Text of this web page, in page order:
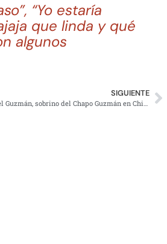
“Yo estaría
que linda y qué
algunos
SIGUIENTE
Asesinan a Edel Guzmán, sobrino del Chapo Guzmán en Chihuahua